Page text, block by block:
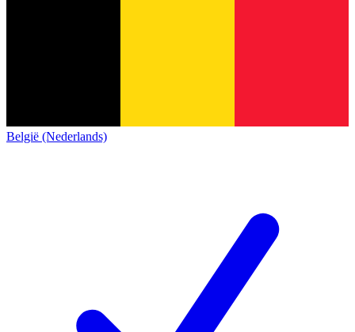
België (Nederlands)